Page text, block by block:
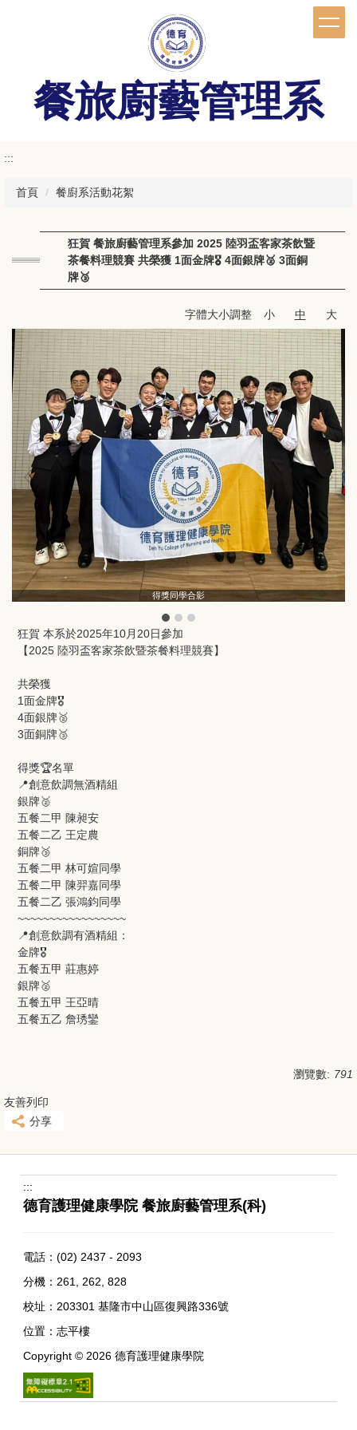
餐旅廚藝管理系
:::
首頁 餐廚系活動花絮
狂賀 餐旅廚藝管理系參加 2025 陸羽盃客家茶飲暨
茶餐料理競賽 共榮獲 1面金牌🎖️ 4面銀牌🥈 3面銅
牌🥉
字體大小調整 小 中 大
得獎同學合影
狂賀 本系於2025年10月20日參加
【2025 陸羽盃客家茶飲暨茶餐料理競賽】
共榮獲
1面金牌🎖️
4面銀牌🥈
3面銅牌🥉
得獎🏆名單
📍創意飲調無酒精組
銀牌🥈
五餐二甲 陳昶安
五餐二乙 王定農
銅牌🥉
五餐二甲 林可媗同學
五餐二甲 陳羿嘉同學
五餐二乙 張鴻鈞同學
~~~~~~~~~~~~~~~~~
📍創意飲調有酒精組：
金牌🎖️
五餐五甲 莊惠婷
銀牌🥈
五餐五甲 王亞晴
五餐五乙 詹琇鑾
瀏覽數: 791
友善列印
分享
:::
德育護理健康學院 餐旅廚藝管理系(科)
電話：(02) 2437 - 2093
分機：261, 262, 828
校址：203301 基隆市中山區復興路336號
位置：志平樓
Copyright ©2026 德育護理健康學院